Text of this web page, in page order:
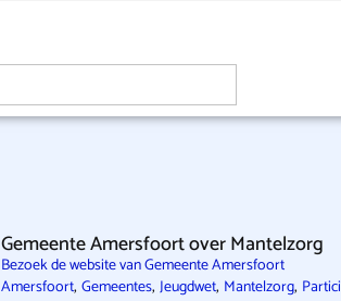
Gemeente Amersfoort over Mantelzorg
Bezoek de website van Gemeente Amersfoort
Amersfoort, Gemeentes, Jeugdwet, Mantelzorg,